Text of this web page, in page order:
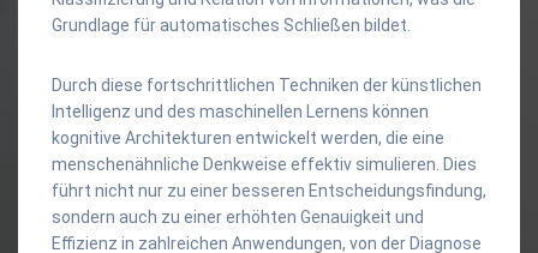
Grundlage für automatisches Schließen bildet.
Durch diese fortschrittlichen Techniken der künstlichen
Intelligenz und des maschinellen Lernens können
kognitive Architekturen entwickelt werden, die eine
menschenähnliche Denkweise effektiv simulieren. Dies
führt nicht nur zu einer besseren Entscheidungsfindung,
sondern auch zu einer erhöhten Genauigkeit und
Effizienz in zahlreichen Anwendungen, von der Diagnose